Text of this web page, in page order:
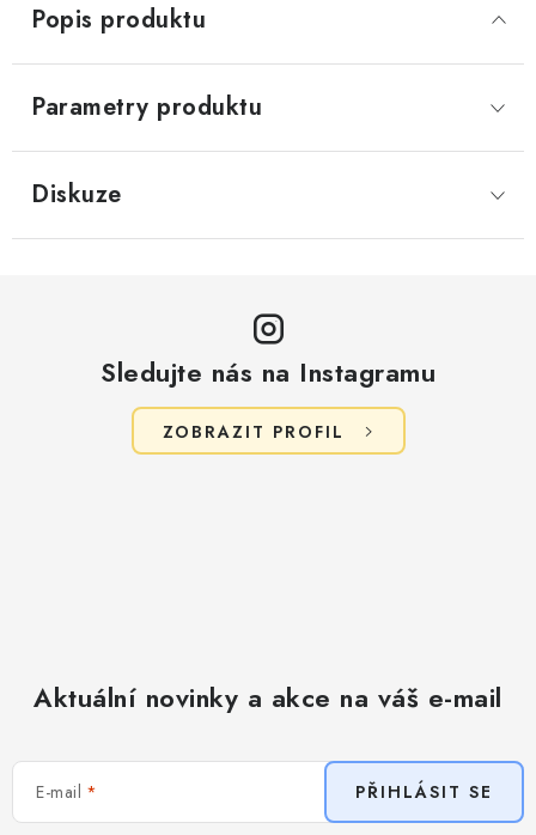
Popis produktu
Parametry produktu
Diskuze
Sledujte nás na Instagramu
ZOBRAZIT PROFIL
Aktuální novinky a akce na váš e-mail
E-mail PŘIHLÁSIT SE